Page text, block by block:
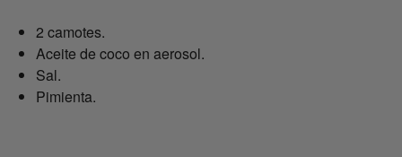
2 camotes.
Aceite de coco en aerosol.
Sal.
Pimienta.